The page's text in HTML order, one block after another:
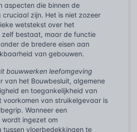
aspecten die binnen de
cruciaal zijn. Het is niet zozeer
wetstekst over het
bestaat, maar de functie
de bredere eisen aan
van gebouwen.
bouwwerken leefomgeving
van het Bouwbesluit, algemene
en toegankelijkheid van
voorkomen van struikelgevaar is
Wanneer een
ingezet om
tussen vloerbedekkingen te